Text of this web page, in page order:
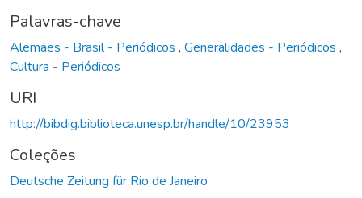
Palavras-chave
Alemães - Brasil - Periódicos , Generalidades - Periódicos ,
Cultura - Periódicos
URI
http://bibdig.biblioteca.unesp.br/handle/10/23953
Coleções
Deutsche Zeitung für Rio de Janeiro